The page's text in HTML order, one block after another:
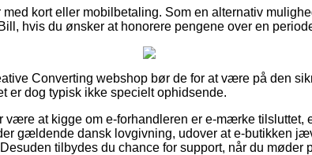
kort eller mobilbetaling. Som en alternativ
hvis du ønsker at honorere pengene over en
Converting webshop bør de for at være på den
er dog typisk ikke specielt ophidsende.
være at kigge om e-forhandleren er e-mærke tilsluttet,
gældende dansk lovgivning, udover at e-butikken
tilbydes du chance for support, når du møder